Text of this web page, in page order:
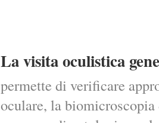
La visita oculistica
permette di verificare
oculare, la